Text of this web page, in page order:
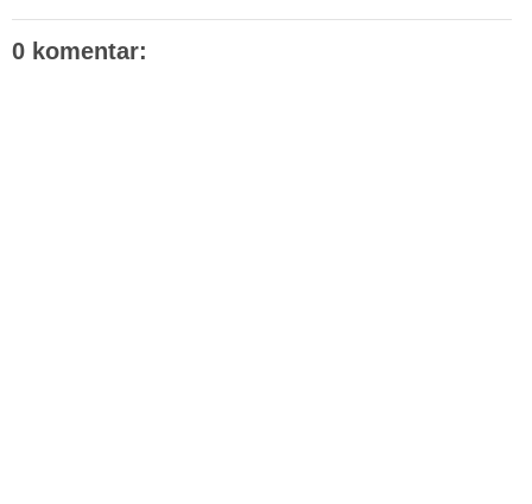
0 komentar: